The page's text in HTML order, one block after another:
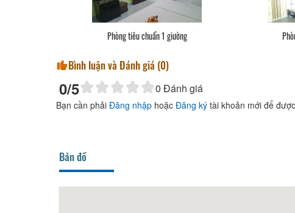
Phòng tiêu chuẩn 1 giường
Bình luận và Đánh giá (0)
0/5 0 Đánh giá
Bạn cần phải Đăng nhập hoặc Đăng ký tài khoản mới để
Bản đồ